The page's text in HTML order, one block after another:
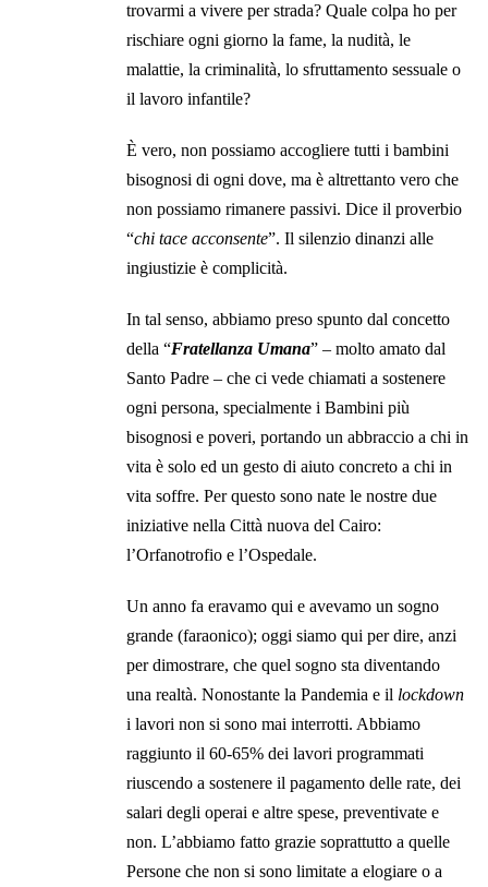
trovarmi a vivere per strada? Quale colpa ho per
rischiare ogni giorno la fame, la nudità, le
malattie, la criminalità, lo sfruttamento sessuale o
il lavoro infantile?
È vero, non possiamo accogliere tutti i bambini
bisognosi di ogni dove, ma è altrettanto vero che
non possiamo rimanere passivi. Dice il proverbio
“chi tace acconsente”. Il silenzio dinanzi alle
ingiustizie è complicità.
In tal senso, abbiamo preso spunto dal concetto
della “Fratellanza Umana” – molto amato dal
Santo Padre – che ci vede chiamati a sostenere
ogni persona, specialmente i Bambini più
bisognosi e poveri, portando un abbraccio a chi in
vita è solo ed un gesto di aiuto concreto a chi in
vita soffre. Per questo sono nate le nostre due
iniziative nella Città nuova del Cairo:
l’Orfanotrofio e l’Ospedale.
Un anno fa eravamo qui e avevamo un sogno
grande (faraonico); oggi siamo qui per dire, anzi
per dimostrare, che quel sogno sta diventando
una realtà. Nonostante la Pandemia e il lockdown
i lavori non si sono mai interrotti. Abbiamo
raggiunto il 60-65% dei lavori programmati
riuscendo a sostenere il pagamento delle rate, dei
salari degli operai e altre spese, preventivate e
non. L’abbiamo fatto grazie soprattutto a quelle
Persone che non si sono limitate a elogiare o a